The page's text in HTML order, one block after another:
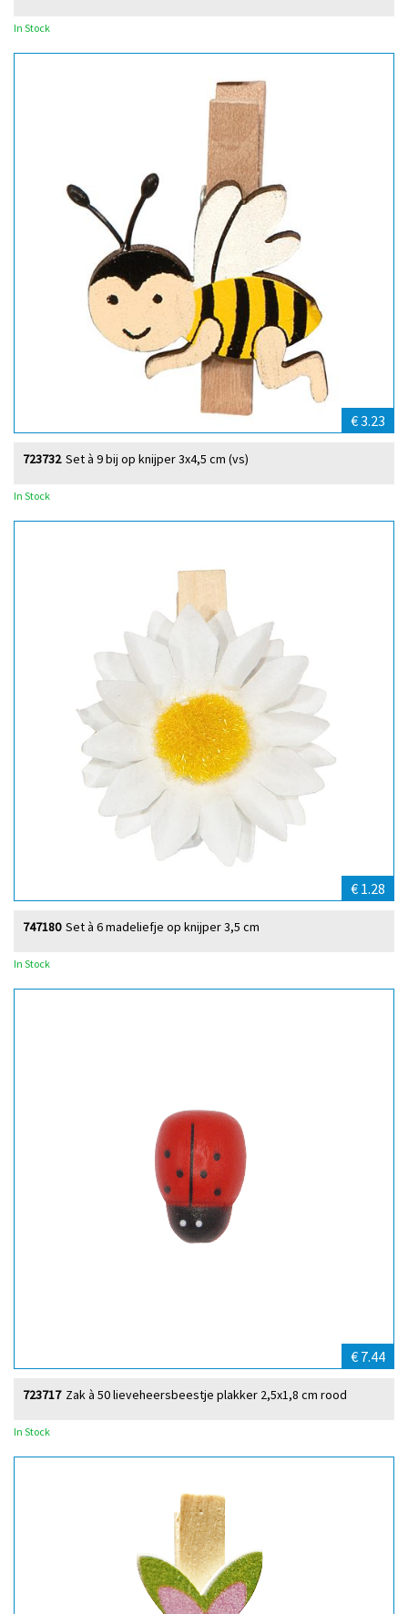
In Stock
€ 3.23
Set à 9 bij op knijper 3x4,5 cm (vs)
723732
In Stock
€ 1.28
Set à 6 madeliefje op knijper 3,5 cm
747180
In Stock
€ 7.44
Zak à 50 lieveheersbeestje plakker 2,5x1,8 cm rood
723717
In Stock